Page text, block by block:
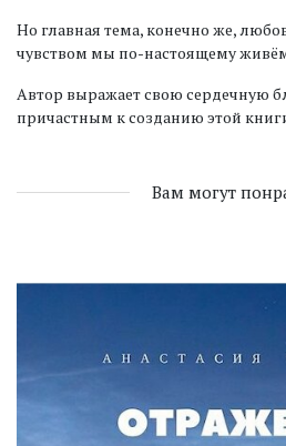
Но главная тема, конечно же,
чувством мы по-настоящему
Автор выражает свою сердечную
причастным к созданию этой
Вам могут